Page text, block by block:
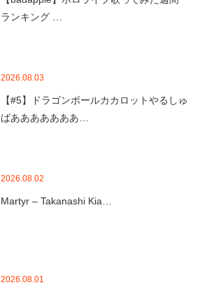
ランキング …
2026.08.03
【#5】ドラゴンボールカカロットやるしゅ
ばあああああああ…
2026.08.02
Martyr – Takanashi Kia…
2026.08.01